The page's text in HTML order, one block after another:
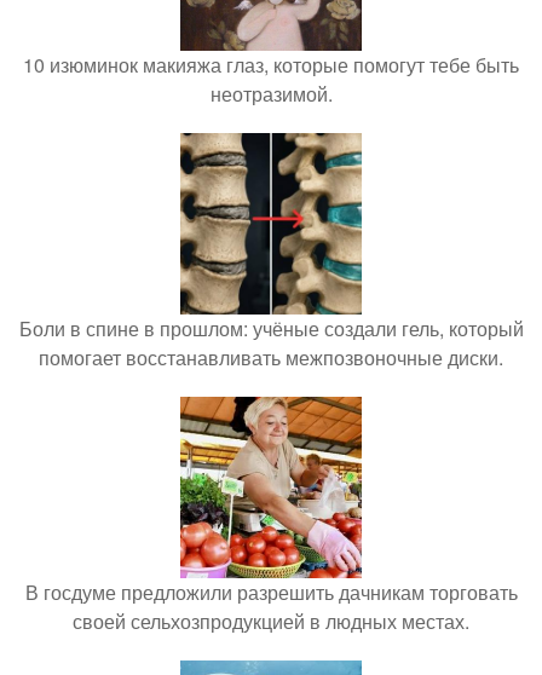
10 изюминок макияжа глаз, которые помогут тебе быть
неотразимой.
Боли в спине в прошлом: учёные создали гель, который
помогает восстанавливать межпозвоночные диски.
В госдуме предложили разрешить дачникам торговать
своей сельхозпродукцией в людных местах.